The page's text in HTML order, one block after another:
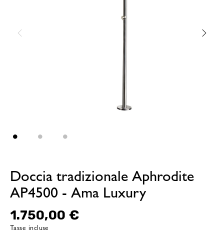
Doccia tradizionale Aphrodite
AP4500 - Ama Luxury
1.750,00 €
Tasse incluse